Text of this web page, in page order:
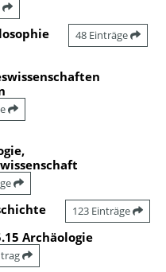
48 Einträge
123 Einträge
Archäologie